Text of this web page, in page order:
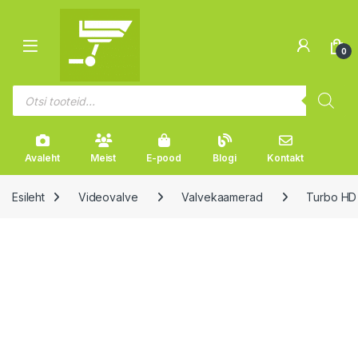
Open 0
Products search
Avaleht Meist E-pood Blogi Kontakt
Esileht Videovalve Valvekaamerad Turbo